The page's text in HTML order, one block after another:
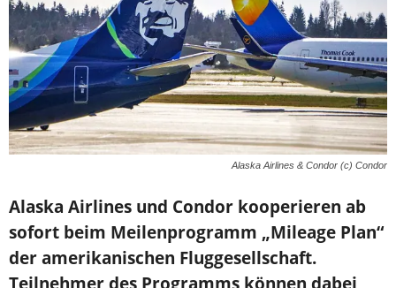
Alaska Airlines & Condor (c) Condor
Alaska Airlines und Condor kooperieren ab
sofort beim Meilenprogramm „Mileage Plan“
der amerikanischen Fluggesellschaft.